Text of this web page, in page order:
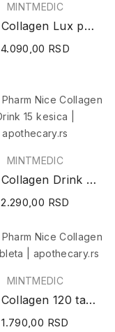
MINTMEDIC
Nice Collagen Lux paket
4.090,00 RSD
MINTMEDIC
Nice Collagen Drink 15 kesica
2.290,00 RSD
MINTMEDIC
Nice Collagen 120 tableta
1.790,00 RSD